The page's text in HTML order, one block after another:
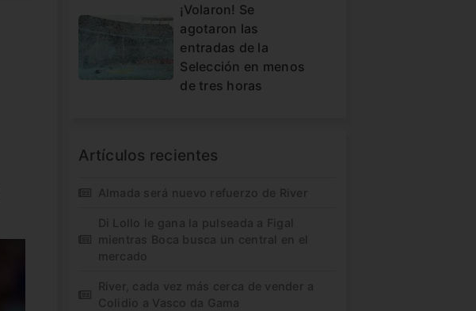
¡Volaron! Se
agotaron las
entradas de la
Selección en menos
de tres horas
Artículos recientes
Almada será nuevo refuerzo de River
Di Lollo le gana la pulseada a Figal
mientras Boca busca un central en el
mercado
River, cada vez más cerca de vender a
Colidio a Vasco da Gama